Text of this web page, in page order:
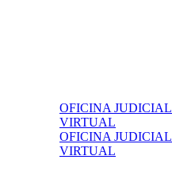
OFICINA JUDICIAL
VIRTUAL
OFICINA JUDICIAL
VIRTUAL